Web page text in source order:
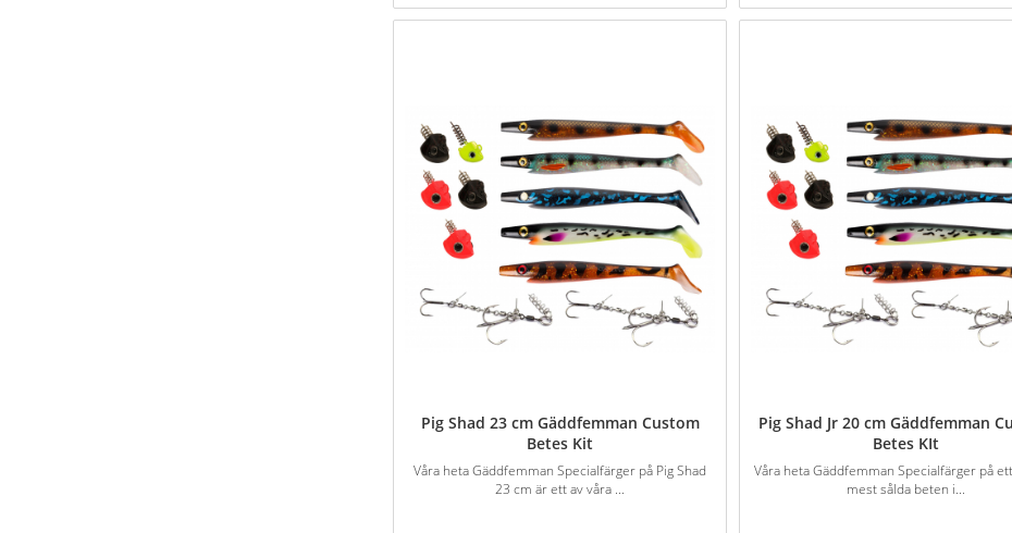
Pig Shad 23 cm Gäddfemman Custom
Betes Kit
Våra heta Gäddfemman Specialfärger på Pig Shad
23 cm är ett av våra ...
Pig Shad Jr 20 cm Gäddfemman
Betes KIt
Våra heta Gäddfemman Specialfärger på
mest sålda beten i...